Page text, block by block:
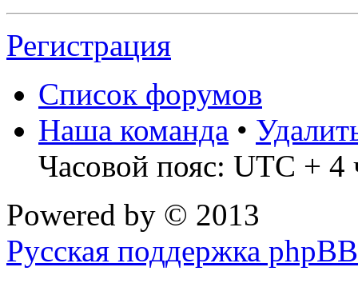
Регистрация
Список форумов
Наша команда •
Часовой пояс: UTC + 4
Powered by © 2013
Русская поддержка phpBB